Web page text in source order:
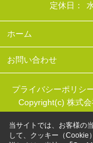
定休日：
ホーム
お問い合わせ
プライバシーポリシ
Copyright(c) 株式
当サイトでは、お客様の
して、クッキー（Cookie